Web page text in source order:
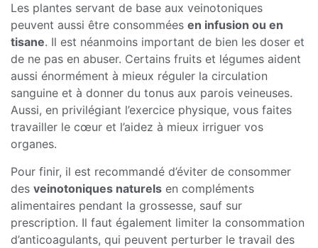
Les plantes servant de base aux veinotoniques
peuvent aussi être consommées en infusion ou en
tisane. Il est néanmoins important de bien les doser et
de ne pas en abuser. Certains fruits et légumes aident
aussi énormément à mieux réguler la circulation
sanguine et à donner du tonus aux parois veineuses.
Aussi, en privilégiant l’exercice physique, vous faites
travailler le cœur et l’aidez à mieux irriguer vos
organes.
Pour finir, il est recommandé d’éviter de consommer
des veinotoniques naturels en compléments
alimentaires pendant la grossesse, sauf sur
prescription. Il faut également limiter la consommation
d’anticoagulants, qui peuvent perturber le travail des